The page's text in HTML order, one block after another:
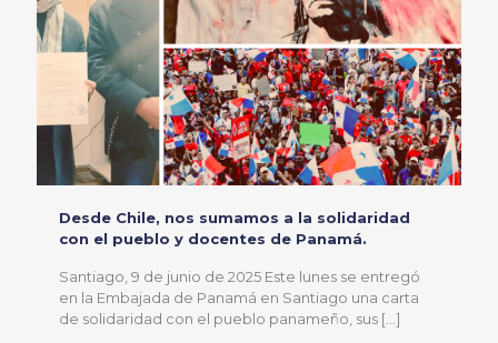
Desde Chile, nos sumamos a la solidaridad
con el pueblo y docentes de Panamá.
Santiago, 9 de junio de 2025 Este lunes se entregó
en la Embajada de Panamá en Santiago una carta
de solidaridad con el pueblo panameño, sus […]